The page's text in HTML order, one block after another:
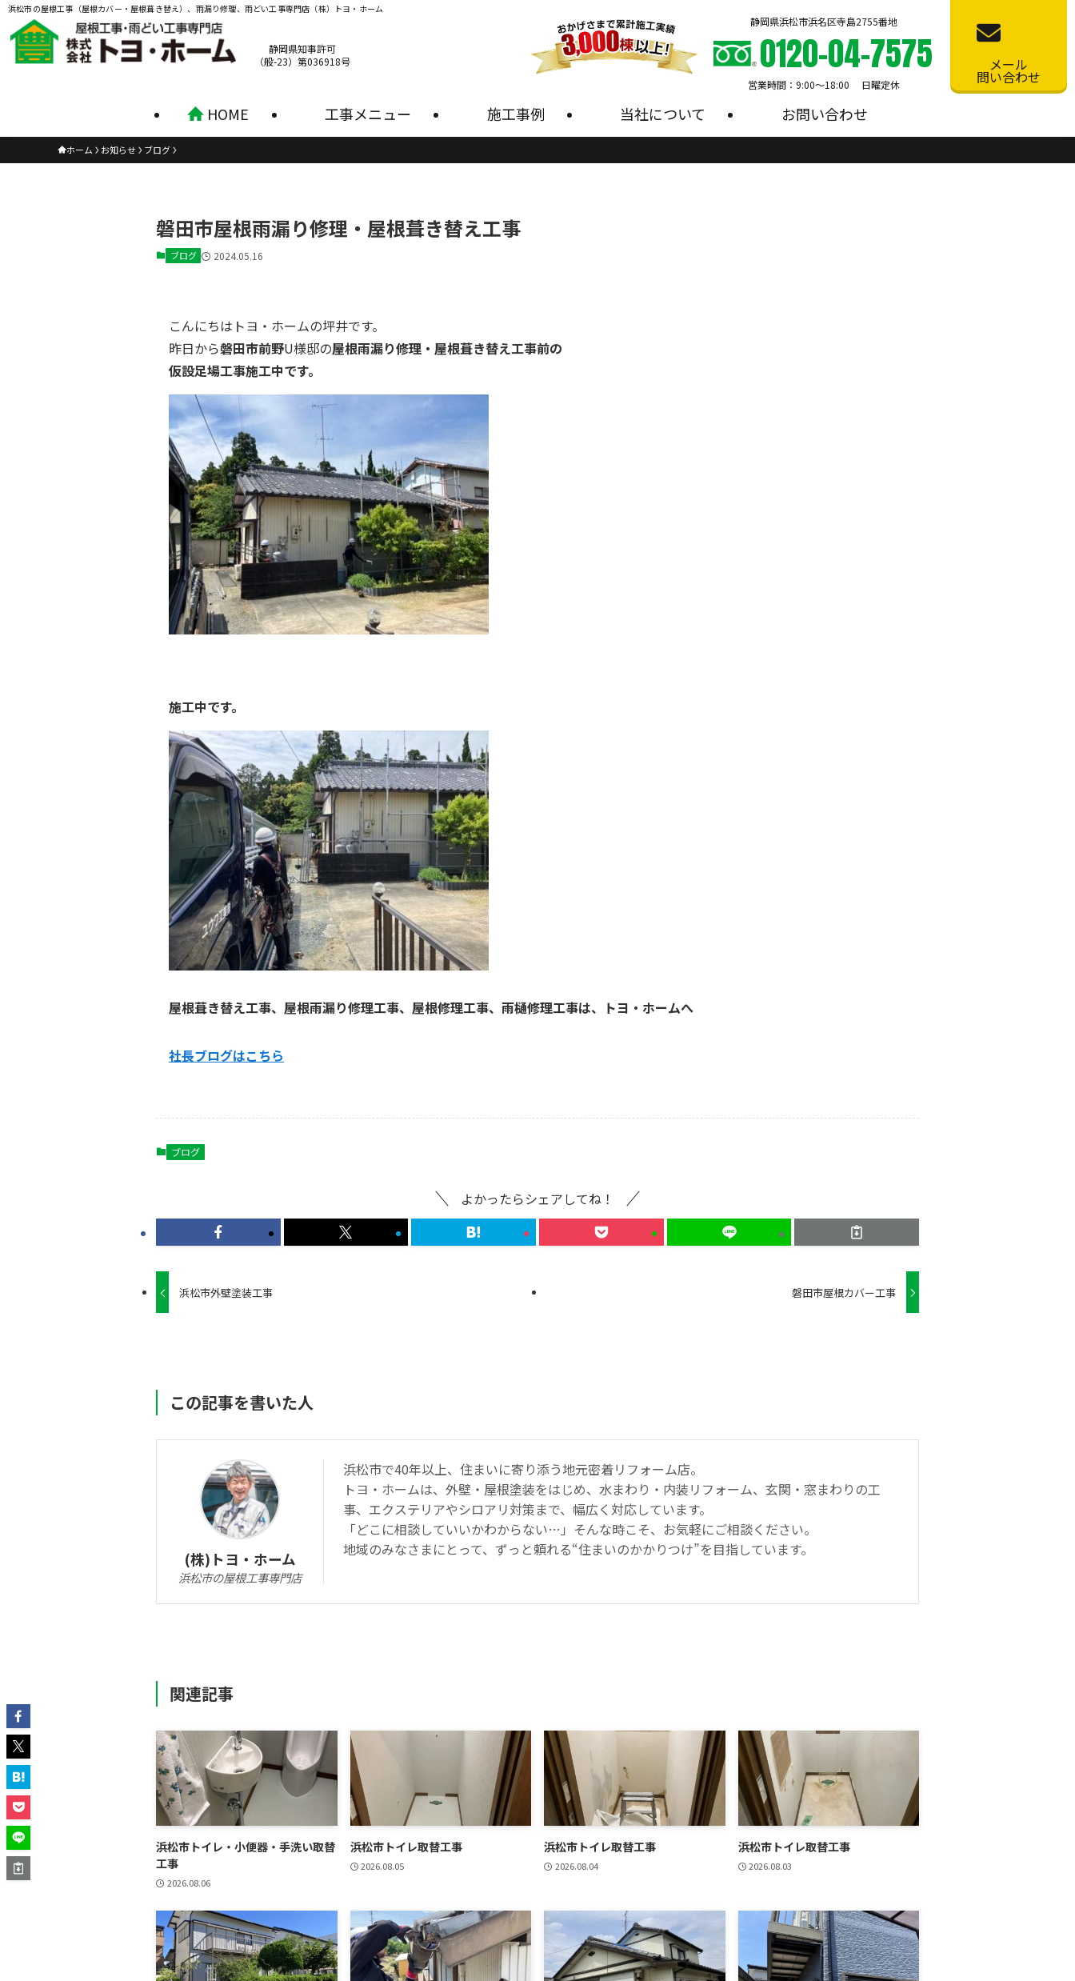
浜松市の屋根工事（屋根カバー・屋根葺き替え）、雨漏り修理、雨どい工事専門店（株）トヨ・ホーム
HOME 工事メニュー 施工事例 当社について お問い合わせ
静岡県知事許可
（般-23）第036918号
静岡県浜松市浜名区寺島2755番地
0120-04-7575
営業時間：9:00〜18:00 日曜定休
メール
問い合わせ
ホーム お知らせ ブログ
磐田市屋根雨漏り修理・屋根葺き替え工事
ブログ 2024.05.16
こんにちはトヨ・ホームの坪井です。
昨日から磐田市前野U様邸の屋根雨漏り修理・屋根葺き替え工事前の
仮設足場工事施工中です。
施工中です。
屋根葺き替え工事、屋根雨漏り修理工事、屋根修理工事、雨樋修理工事は、トヨ・ホームへ
社長ブログはこ ちら
ブログ
よかったらシェアしてね！
浜松市外壁塗装工事 磐田市屋根カバー工事
この記事を書いた人
(株)トヨ・ホーム
浜松市の屋根工事専門店
浜松市で40年以上、住まいに寄り添う地元密着リフォーム店。
トヨ・ホームは、外壁・屋根塗装をはじめ、水まわり・内装リフォーム、玄関・窓まわりの工
事、エクステリアやシロアリ対策まで、幅広く対応しています。
「どこに相談していいかわからない…」そんな時こそ、お気軽にご相談ください。
地域のみなさまにとって、ずっと頼れる“住まいのかかりつけ”を目指しています。
関連記事
浜松市トイレ・小便器・手洗い取替
工事
2026.08.06
浜松市トイレ取替工事
2026.08.05
浜松市トイレ取替工事
2026.08.04
浜松市トイレ取替工事
2026.08.03